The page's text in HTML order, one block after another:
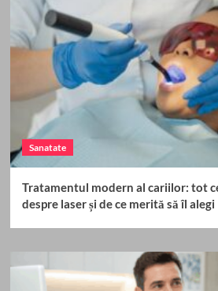
Sanatate
Tratamentul modern al cariilor: tot
despre laser și de ce merită să îl alegi